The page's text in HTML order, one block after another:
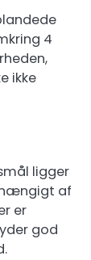
4
ikke
ligger
af
er
god